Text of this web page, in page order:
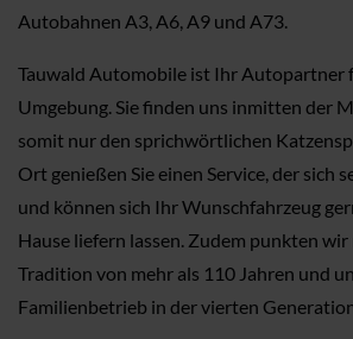
Autobahnen A3, A6, A9 und A73.
Tauwald Automobile ist Ihr Autopartner
Umgebung. Sie finden uns inmitten der
somit nur den sprichwörtlichen
Ort genießen Sie einen Service, der sich
und können sich Ihr Wunschfahrzeug
Hause liefern lassen. Zudem punkten
Tradition von mehr als 110 Jahren und
Familienbetrieb in der vierten